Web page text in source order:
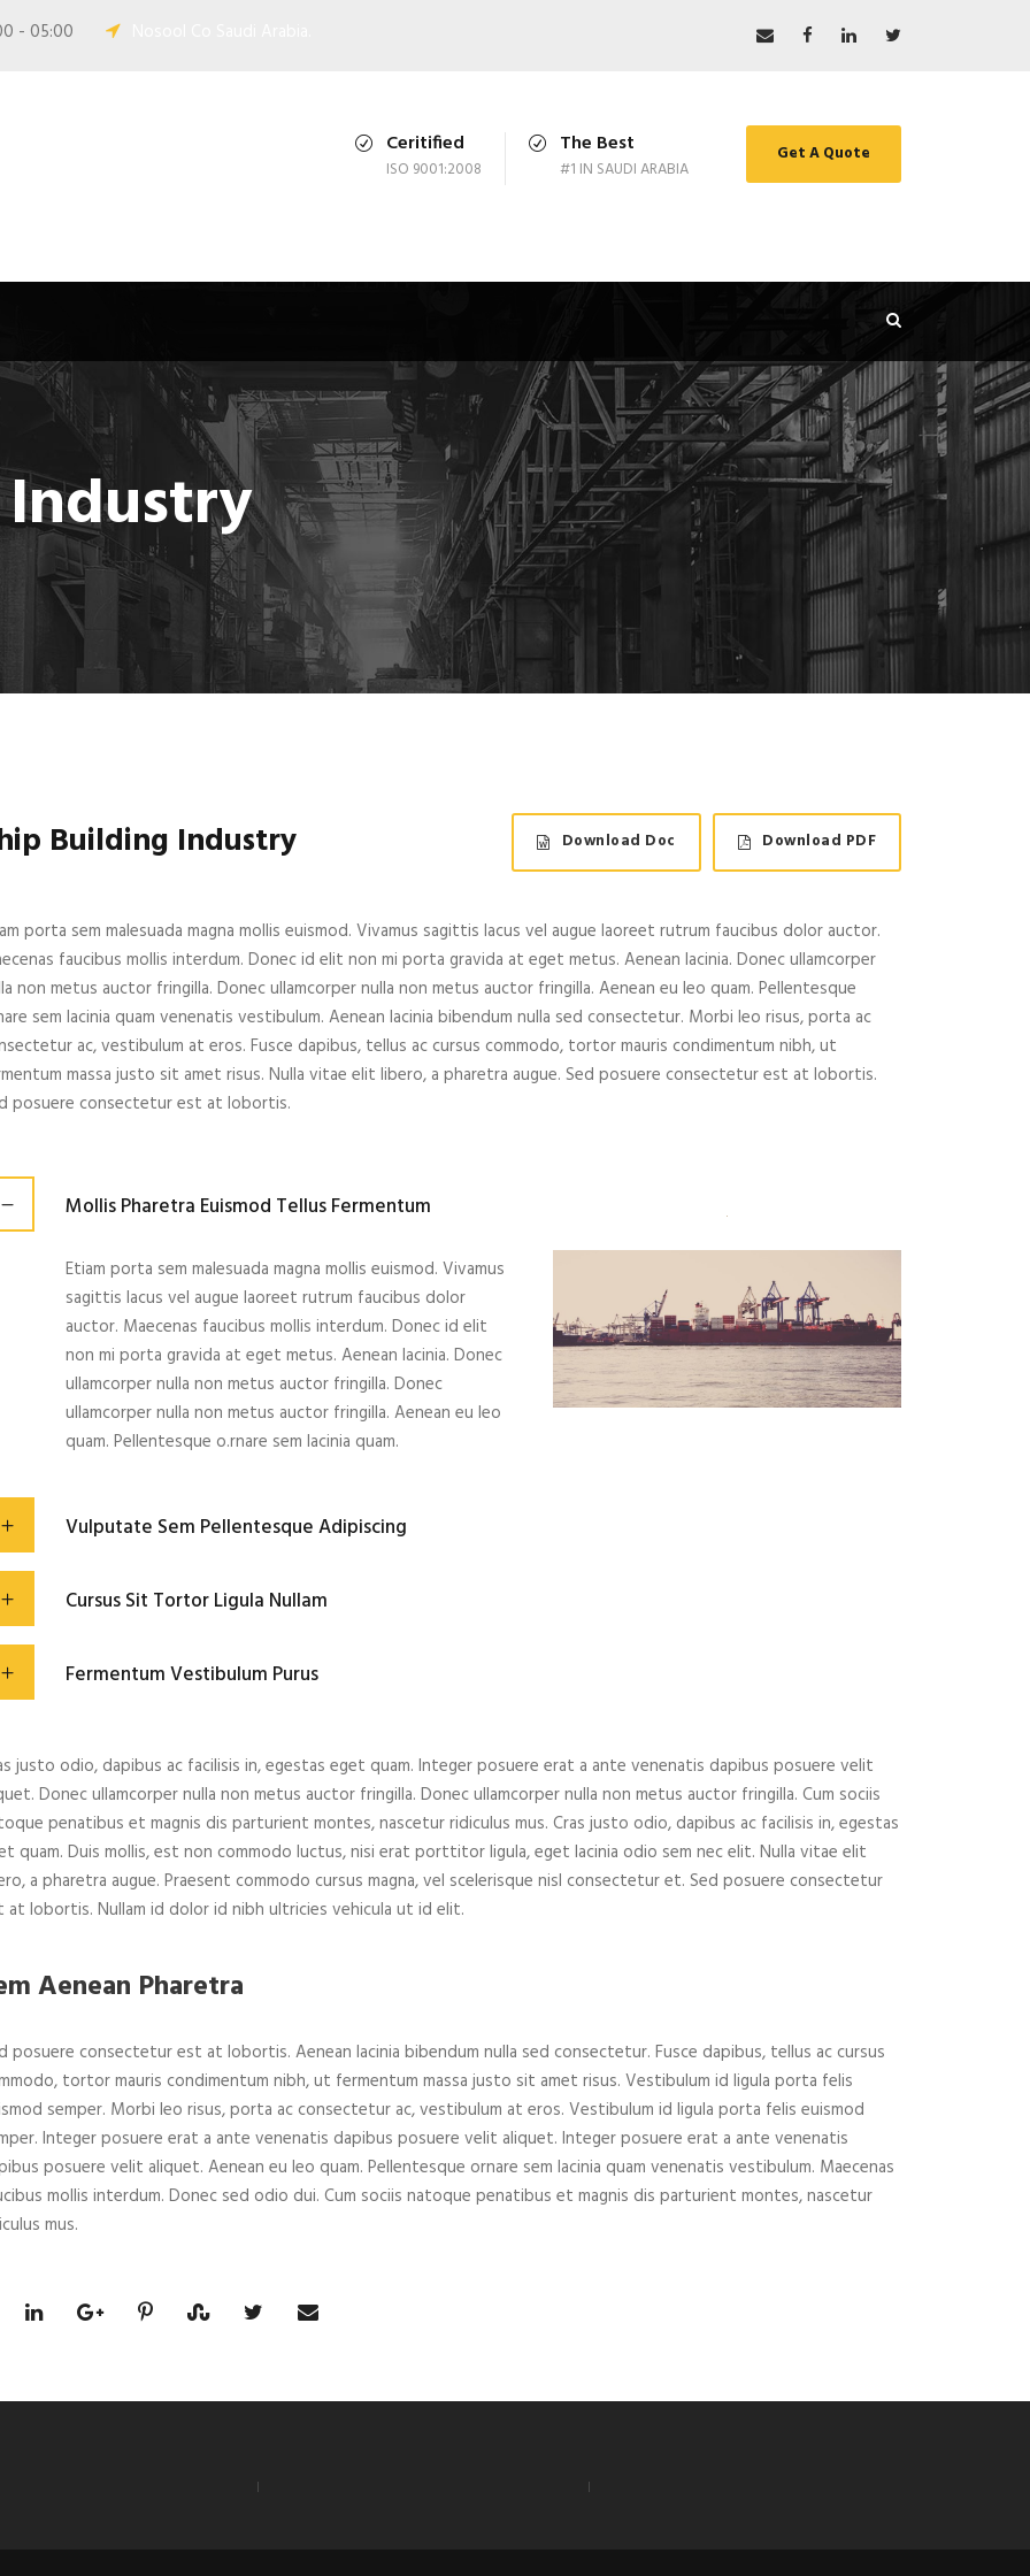
- 05:00
Ceritified
ISO 9001:2008
The Best
#1 IN SAUDI ARABIA
Get A Quote
Building Industry Download Doc Download PDF
porta sem malesuada magna mollis euismod. Vivamus sagittis lacus vel augue laoreet rutrum faucibus dolor auctor.
faucibus mollis interdum. Donec id elit non mi porta gravida at eget metus. Aenean lacinia. Donec ullamcorper
non metus auctor fringilla. Donec ullamcorper nulla non metus auctor fringilla. Aenean eu leo quam. Pellentesque
sem lacinia quam venenatis vestibulum. Aenean lacinia bibendum nulla sed consectetur. Morbi leo risus, porta ac
ac, vestibulum at eros. Fusce dapibus, tellus ac cursus commodo, tortor mauris condimentum nibh, ut
massa justo sit amet risus. Nulla vitae elit libero, a pharetra augue. Sed posuere consectetur est at lobortis.
posuere consectetur est at lobortis.
Mollis Pharetra Euismod Tellus Fermentum
Etiam porta sem malesuada magna mollis euismod. Vivamus
sagittis lacus vel augue laoreet rutrum faucibus dolor
auctor. Maecenas faucibus mollis interdum. Donec id elit
non mi porta gravida at eget metus. Aenean lacinia. Donec
ullamcorper nulla non metus auctor fringilla. Donec
ullamcorper nulla non metus auctor fringilla. Aenean eu leo
quam. Pellentesque o.rnare sem lacinia quam.
Vulputate Sem Pellentesque Adipiscing
Cursus Sit Tortor Ligula Nullam
Fermentum Vestibulum Purus
justo odio, dapibus ac facilisis in, egestas eget quam. Integer posuere erat a ante venenatis dapibus posuere velit
Donec ullamcorper nulla non metus auctor fringilla. Donec ullamcorper nulla non metus auctor fringilla. Cum sociis
penatibus et magnis dis parturient montes, nascetur ridiculus mus. Cras justo odio, dapibus ac facilisis in, egestas
quam. Duis mollis, est non commodo luctus, nisi erat porttitor ligula, eget lacinia odio sem nec elit. Nulla vitae elit
a pharetra augue. Praesent commodo cursus magna, vel scelerisque nisl consectetur et. Sed posuere consectetur
at lobortis. Nullam id dolor id nibh ultricies vehicula ut id elit.
Aenean Pharetra
posuere consectetur est at lobortis. Aenean lacinia bibendum nulla sed consectetur. Fusce dapibus, tellus ac cursus
tortor mauris condimentum nibh, ut fermentum massa justo sit amet risus. Vestibulum id ligula porta felis
semper. Morbi leo risus, porta ac consectetur ac, vestibulum at eros. Vestibulum id ligula porta felis euismod
Integer posuere erat a ante venenatis dapibus posuere velit aliquet. Integer posuere erat a ante venenatis
posuere velit aliquet. Aenean eu leo quam. Pellentesque ornare sem lacinia quam venenatis vestibulum. Maecenas
mollis interdum. Donec sed odio dui. Cum sociis natoque penatibus et magnis dis parturient montes, nascetur
mus.